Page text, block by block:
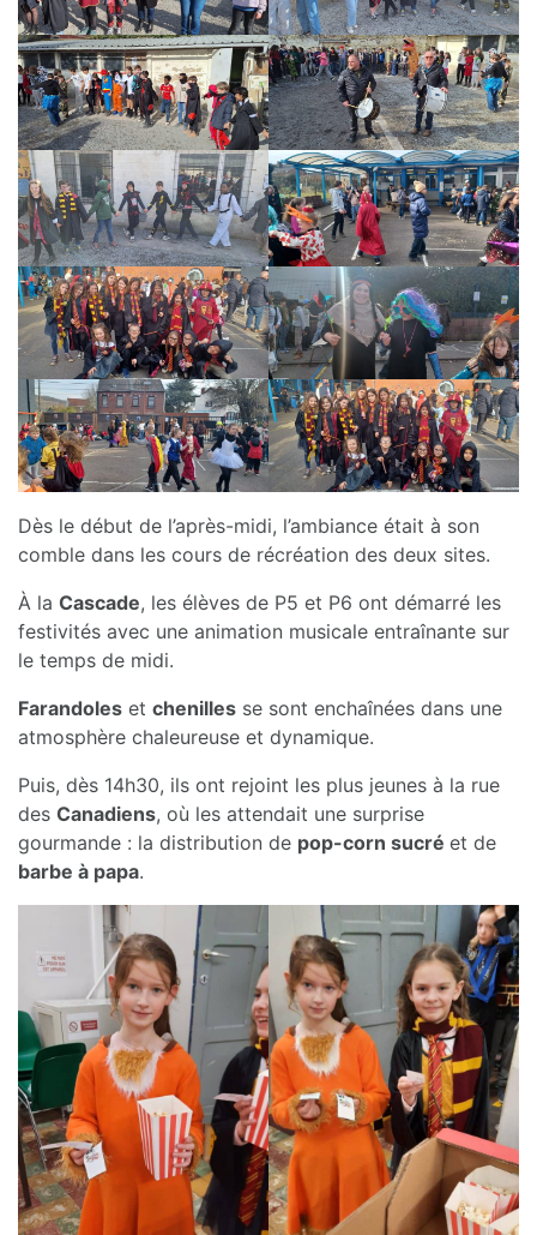
Dès le début de l’après-midi, l’ambiance était à son
comble dans les cours de récréation des deux sites.
À la Cascade, les élèves de P5 et P6 ont démarré les
festivités avec une animation musicale entraînante sur
le temps de midi.
Farandoles et chenilles se sont enchaînées dans une
atmosphère chaleureuse et dynamique.
Puis, dès 14h30, ils ont rejoint les plus jeunes à la rue
des Canadiens, où les attendait une surprise
gourmande : la distribution de pop-corn sucré et de
barbe à papa.